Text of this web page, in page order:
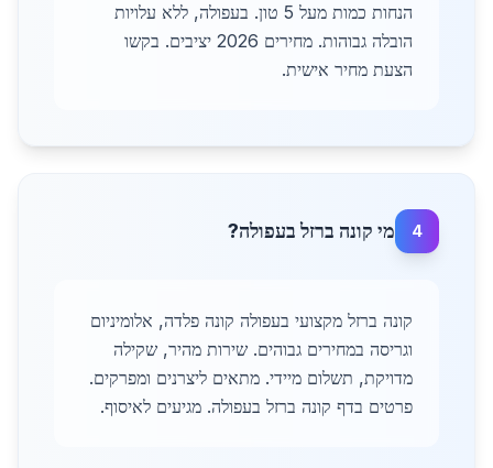
הנחות כמות מעל 5 טון. בעפולה, ללא עלויות
הובלה גבוהות. מחירים 2026 יציבים. בקשו
הצעת מחיר אישית.
4 מי קונה ברזל בעפולה?
קונה ברזל מקצועי בעפולה קונה פלדה, אלומיניום
וגריסה במחירים גבוהים. שירות מהיר, שקילה
מדויקת, תשלום מיידי. מתאים ליצרנים ומפרקים.
פרטים בדף קונה ברזל בעפולה. מגיעים לאיסוף.